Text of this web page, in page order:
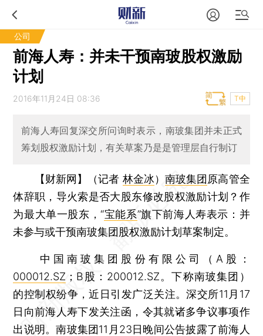
公司
前海人寿：并未干预南玻股权激励
计划
2016年11月24日 08:36 T中
前海人寿回复深交所问询时表示，南玻集团并未正式
筹划股权激励计划，有关草案乃是是管理层自行制订
【财新网】（记者 林金冰） 南玻集团 原高管全
体辞职，导火索是否大股东修改股权激励计划？作
为最大单一股东，“宝能系”旗下前海人寿表示：并
未参与或干预南玻集团股权激励计划草案制定。
中国南玻集团股份有限公司（A股：
000012.SZ ；B股：200012.SZ。下称南玻集团）
的控制权纷争，近日引发广泛关注。深交所11月17
日向前海人寿下发关注函，令其就诸多争议事项作
出说明。南玻集团11月23日晚间公告披露了前海人